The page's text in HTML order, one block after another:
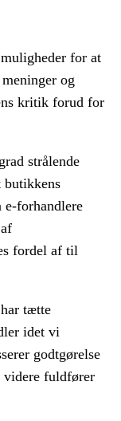
for at
og
kritik forud for
strålende
butikkens
forhandlere
fordel af til
tætte
idet vi
godtgørelse
videre fuldfører